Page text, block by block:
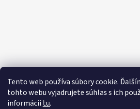
Tento web používa súbory cookie.
tohto webu vyjadrujete súhlas s ich
informáciítu.